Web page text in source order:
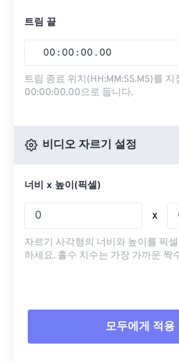
트림 끝
00 : 00 : 00 . 00
트림 종료 위치(HH:MM:SS.MS)를
00:00:00.00으로 둡니다.
비디오 자르기 설정
너비 x 높이(픽셀)
x
자르기 사각형의 너비와 높이를 픽
하세요. 홀수 치수는 가장 가까운 짝
모두에게 적용